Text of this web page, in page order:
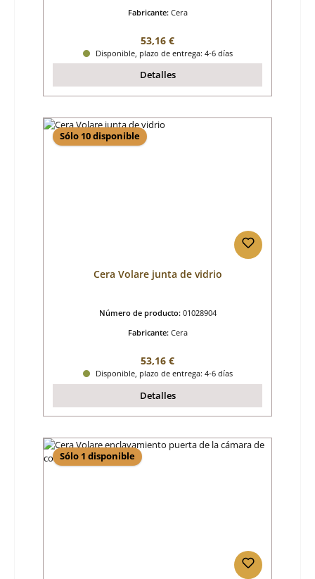
Fabricante: Cera
Precio normal:
53,16 €
Disponible, plazo de entrega: 4-6 días
Detalles
Sólo 10 disponible
Cera Volare junta de vidrio
Número de producto: 01028904
Fabricante: Cera
Precio normal:
53,16 €
Disponible, plazo de entrega: 4-6 días
Detalles
Sólo 1 disponible